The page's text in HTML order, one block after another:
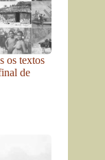
os textos
de